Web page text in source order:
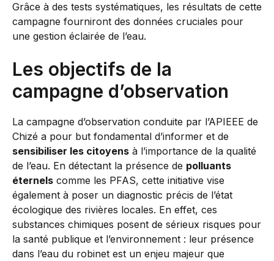
Grâce à des tests systématiques, les résultats de cette
campagne fourniront des données cruciales pour
une gestion éclairée de l’eau.
Les objectifs de la
campagne d’observation
La campagne d’observation conduite par l’APIEEE de
Chizé a pour but fondamental d’informer et de
sensibiliser les citoyens à l’importance de la qualité
de l’eau. En détectant la présence de polluants
éternels comme les PFAS, cette initiative vise
également à poser un diagnostic précis de l’état
écologique des rivières locales. En effet, ces
substances chimiques posent de sérieux risques pour
la santé publique et l’environnement : leur présence
dans l’eau du robinet est un enjeu majeur que